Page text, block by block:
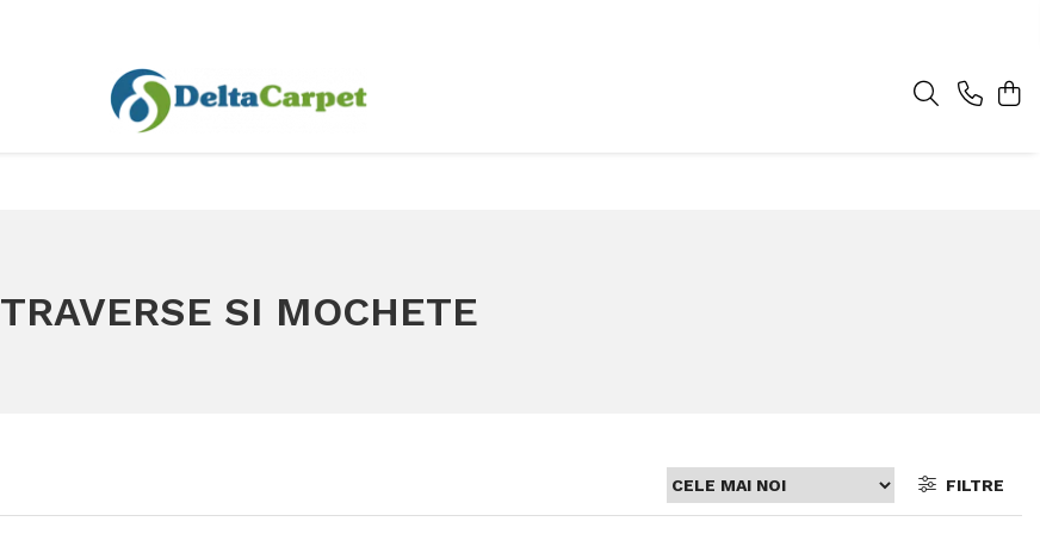
TRAVERSE SI MOCHETE
FILTRE